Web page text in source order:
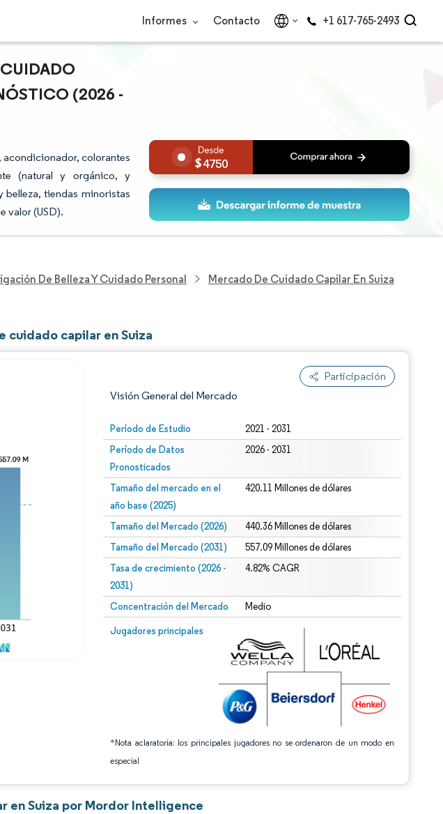
Informes Contacto +1 617-765-2493
(2026 -
acondicionador, colorantes
(natural y orgánico, y
tiendas minoristas
valor (USD).
4750
De Belleza Y Cuidado Personal Mercado De Cuidado Capilar En Suiza
cuidado capilar en Suiza
Participación
Visión General del Mercado
Período de Estudio 2021 - 2031
Período de Datos
Pronosticados
2026 - 2031
Tamaño del mercado en el
año base (2025)
420.11 Millones de dólares
Tamaño del Mercado (2026) 440.36 Millones de dólares
Tamaño del Mercado (2031) 557.09 Millones de dólares
Tasa de crecimiento (2026 -
2031)
4.82% CAGR
Concentración del Mercado Medio
Jugadores principales
*Nota aclaratoria: los principales jugadores no se ordenaron de un modo en
especial
Imagen © Mordor Intelligence. El uso requiere atribución según CC BY 4.0.
El uso requiere atribución según CC BY 4.0.
en Suiza por Mordor Intelligence